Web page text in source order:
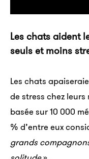
Les chats aident
seuls et moins
Les chats
de stress chez
basée sur 10 000
% d’entre eux
grands